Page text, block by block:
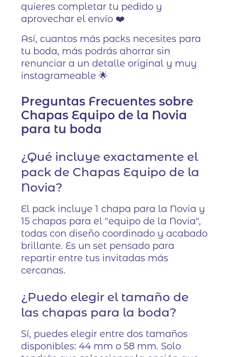
quieres completar tu pedido y
aprovechar el envío ❤️
Así, cuantos más packs necesites para
tu boda, más podrás ahorrar sin
renunciar a un detalle original y muy
instagrameable 🌟
Preguntas Frecuentes sobre
Chapas Equipo de la Novia
para tu boda
¿Qué incluye exactamente el
pack de Chapas Equipo de la
Novia?
El pack incluye 1 chapa para la Novia y
15 chapas para el "equipo de la Novia",
todas con diseño coordinado y acabado
brillante. Es un set pensado para
repartir entre tus invitadas más
cercanas.
¿Puedo elegir el tamaño de
las chapas para la boda?
Sí, puedes elegir entre dos tamaños
disponibles: 44 mm o 58 mm. Solo